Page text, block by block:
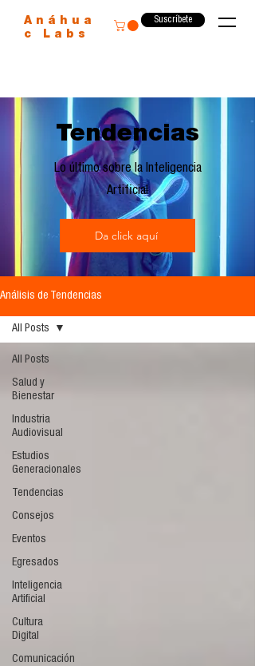
Anáhua
c Labs
Suscríbete
Tendencias
Lo último sobre la Inteligencia
Artificial
Da click aquí
Análisis de Tendencias
All Posts
Salud y
Bienestar
Industria
Audiovisual
Estudios
Generacionales
Tendencias
Consejos
Eventos
Egresados
Inteligencia
Artificial
Cultura
Digital
Comunicación
All Posts